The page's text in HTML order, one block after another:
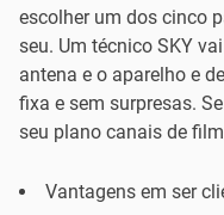
escolher um dos cinco
seu. Um técnico SKY
antena e o aparelho e
fixa e sem surpresas.
seu plano canais de
Vantagens em ser